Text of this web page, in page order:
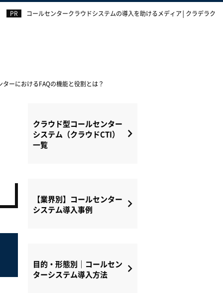
コールセンタークラウドシステムの導入を助けるメディア│クラデラク
ターにおけるFAQの機能と役割とは？
クラウド型コールセンター
システム（クラウドCTI）
一覧
【業界別】コールセンター
システム導入事例
目的・形態別｜コールセン
ターシステム導入方法